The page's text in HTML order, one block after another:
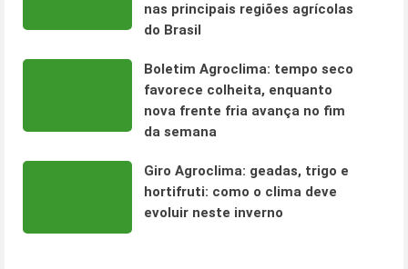
nas principais regiões agrícolas
do Brasil
Boletim Agroclima: tempo seco
favorece colheita, enquanto
nova frente fria avança no fim
da semana
Giro Agroclima: geadas, trigo e
hortifruti: como o clima deve
evoluir neste inverno